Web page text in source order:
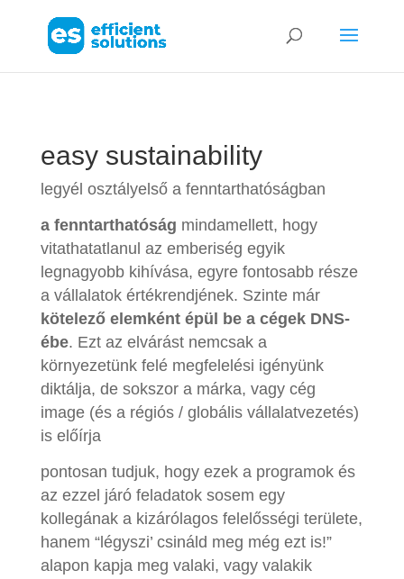
easy sustainability
legyél osztályelső a fenntarthatóságban
a fenntarthatóság mindamellett, hogy
vitathatatlanul az emberiség egyik
legnagyobb kihívása, egyre fontosabb része
a vállalatok értékrendjének. Szinte már
kötelező elemként épül be a cégek DNS-
ébe. Ezt az elvárást nemcsak a
környezetünk felé megfelelési igényünk
diktálja, de sokszor a márka, vagy cég
image (és a régiós / globális vállalatvezetés)
is előírja
pontosan tudjuk, hogy ezek a programok és
az ezzel járó feladatok sosem egy
kollegának a kizárólagos felelősségi területe,
hanem “légyszi’ csináld meg még ezt is!”
alapon kapja meg valaki, vagy valakik